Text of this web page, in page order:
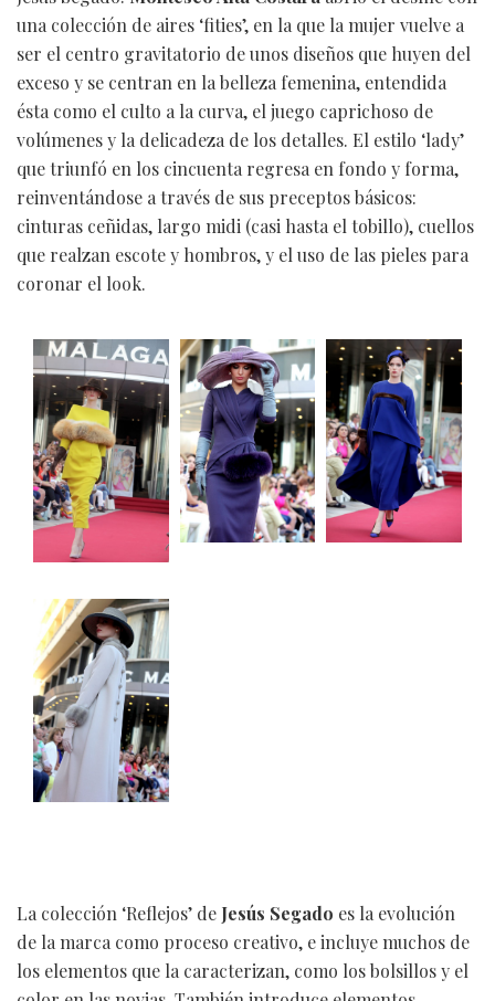
una colección de aires ‘fities’, en la que la mujer vuelve a
ser el centro gravitatorio de unos diseños que huyen del
exceso y se centran en la belleza femenina, entendida
ésta como el culto a la curva, el juego caprichoso de
volúmenes y la delicadeza de los detalles. El estilo ‘lady’
que triunfó en los cincuenta regresa en fondo y forma,
reinventándose a través de sus preceptos básicos:
cinturas ceñidas, largo midi (casi hasta el tobillo), cuellos
que realzan escote y hombros, y el uso de las pieles para
coronar el look.
La colección ‘Reflejos’ de Jesús Segado es la evolución
de la marca como proceso creativo, e incluye muchos de
los elementos que la caracterizan, como los bolsillos y el